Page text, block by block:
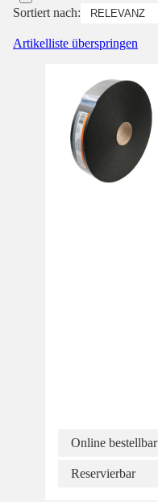
Sortiert nach:
Artikelliste überspringen
Online bestellbar
Reservierbar